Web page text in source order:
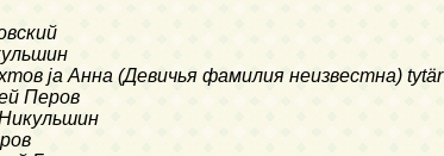
ja Анна (Девичья фамилия неизвестна) tytär
Перов